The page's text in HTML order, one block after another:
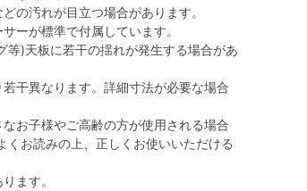
の汚れが目立つ場合があります。
ーが標準で付属しています。
)天板に若干の揺れが発生する場合があ
干異なります。詳細寸法が必要な場合
お子様やご高齢の方が使用される場合
お読みの上、正しくお使いいただける
ます。